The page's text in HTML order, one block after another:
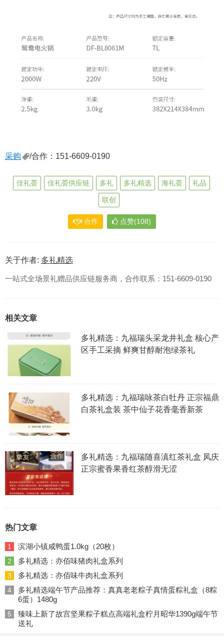
采购 /合作：151-6609-0190
佳礼荟 佳礼荟供应链 多礼 多礼精选 海礼荟 礼品
联创
合作 点赞(108)
关于作者: 多礼精选
一站式全场景礼赠品供应链服务商，合作联系：151-6609-0190
相关文章
多礼精选：九福瑞头采龙井礼盒 核心产
区手工采摘 鲜爽甘醇耐泡绿茶礼
多礼精选：九福瑞咏茶白牡丹 正宗福鼎
白茶礼盒装 茶中仙子花香毫香新茶
多礼精选：九福瑞随喜滇红茶礼盒 凤庆
正宗蜜香果香红茶醇滑无涩
热门文章
1 滨湖小镇咸鸭蛋1.0kg（20枚）
2 多礼精选：亦佰味猪肉礼盒系列
3 多礼精选：亦佰味牛肉礼盒系列
4
多礼精选端午节产品推荐：真真老老粽子真情蛋粽礼盒（8粽
6蛋）1480g
5
臻味上新了故宫坚果粽子糕点高端礼盒柠月昭华1390g端午节
送礼